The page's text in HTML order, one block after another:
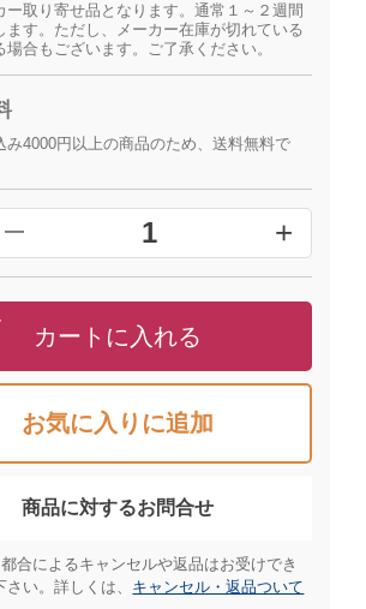
ー取り寄せ品となります。通常１～２週間
ます。ただし、メーカー在庫が切れている
合もございます。ご了承ください。
み4000円以上の商品のため、送料無料で
━ 1 +
カートに入れる
お気に入りに追加
商品に対するお問合せ​
合によるキャンセルや返品はお受けでき
い。詳しくは、 キャンセル・返品ついて